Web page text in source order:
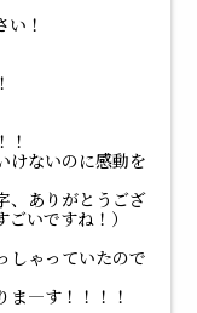
！
けないのに感動を
、ありがとうござ
いですね！）
しゃっていたので
――――す！！！！